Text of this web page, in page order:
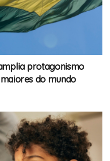
protagonismo
do mundo